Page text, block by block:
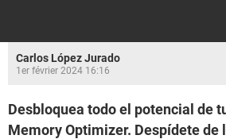
Carlos López Jurado
1er février 2024 16:16
Desbloquea todo el potencial de
Memory Optimizer. Despídete de